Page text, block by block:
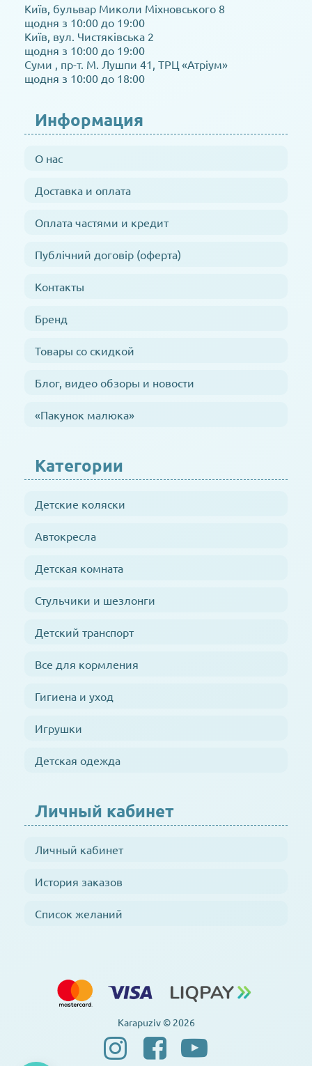
Київ, бульвар Миколи Міхновського 8
щодня з 10:00 до 19:00
Київ, вул. Чистяківська 2
щодня з 10:00 до 19:00
Суми , пр-т. М. Лушпи 41, ТРЦ «Атріум»
щодня з 10:00 до 18:00
Информация
О нас
Доставка и оплата
Оплата частями и кредит
Публічний договір (оферта)
Контакты
Бренд
Товары со скидкой
Блог, видео обзоры и новости
«Пакунок малюка»
Категории
Детские коляски
Автокресла
Детская комната
Стульчики и шезлонги
Детский транспорт
Все для кормления
Гигиена и уход
Игрушки
Детская одежда
Личный кабинет
Личный кабинет
История заказов
Список желаний
Karapuziv © 2026